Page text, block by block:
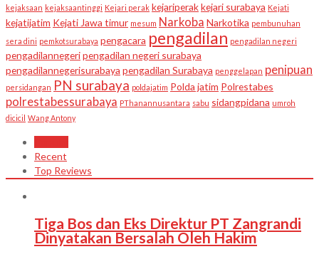
kejaksaan kejaksaantinggi Kejari perak kejariperakkejari surabaya Kejati
kejatijatim Kejati Jawa timur mesum Narkoba Narkotika pembunuhan
sera dini pemkotsurabaya pengacara pengadilan pengadilan negeri
pengadilannegeripengadilan negeri surabaya
pengadilannegerisurabaya pengadilan Surabaya penggelapan penipuan
persidangan PN surabaya poldajatim Polda jatim Polrestabes
polrestabessurabaya PThanannusantara sabu sidangpidana umroh
dicicil Wang Antony
Recent
Top Reviews
Tiga Bos dan Eks Direktur PT Zangrandi
Dinyatakan Bersalah Oleh Hakim